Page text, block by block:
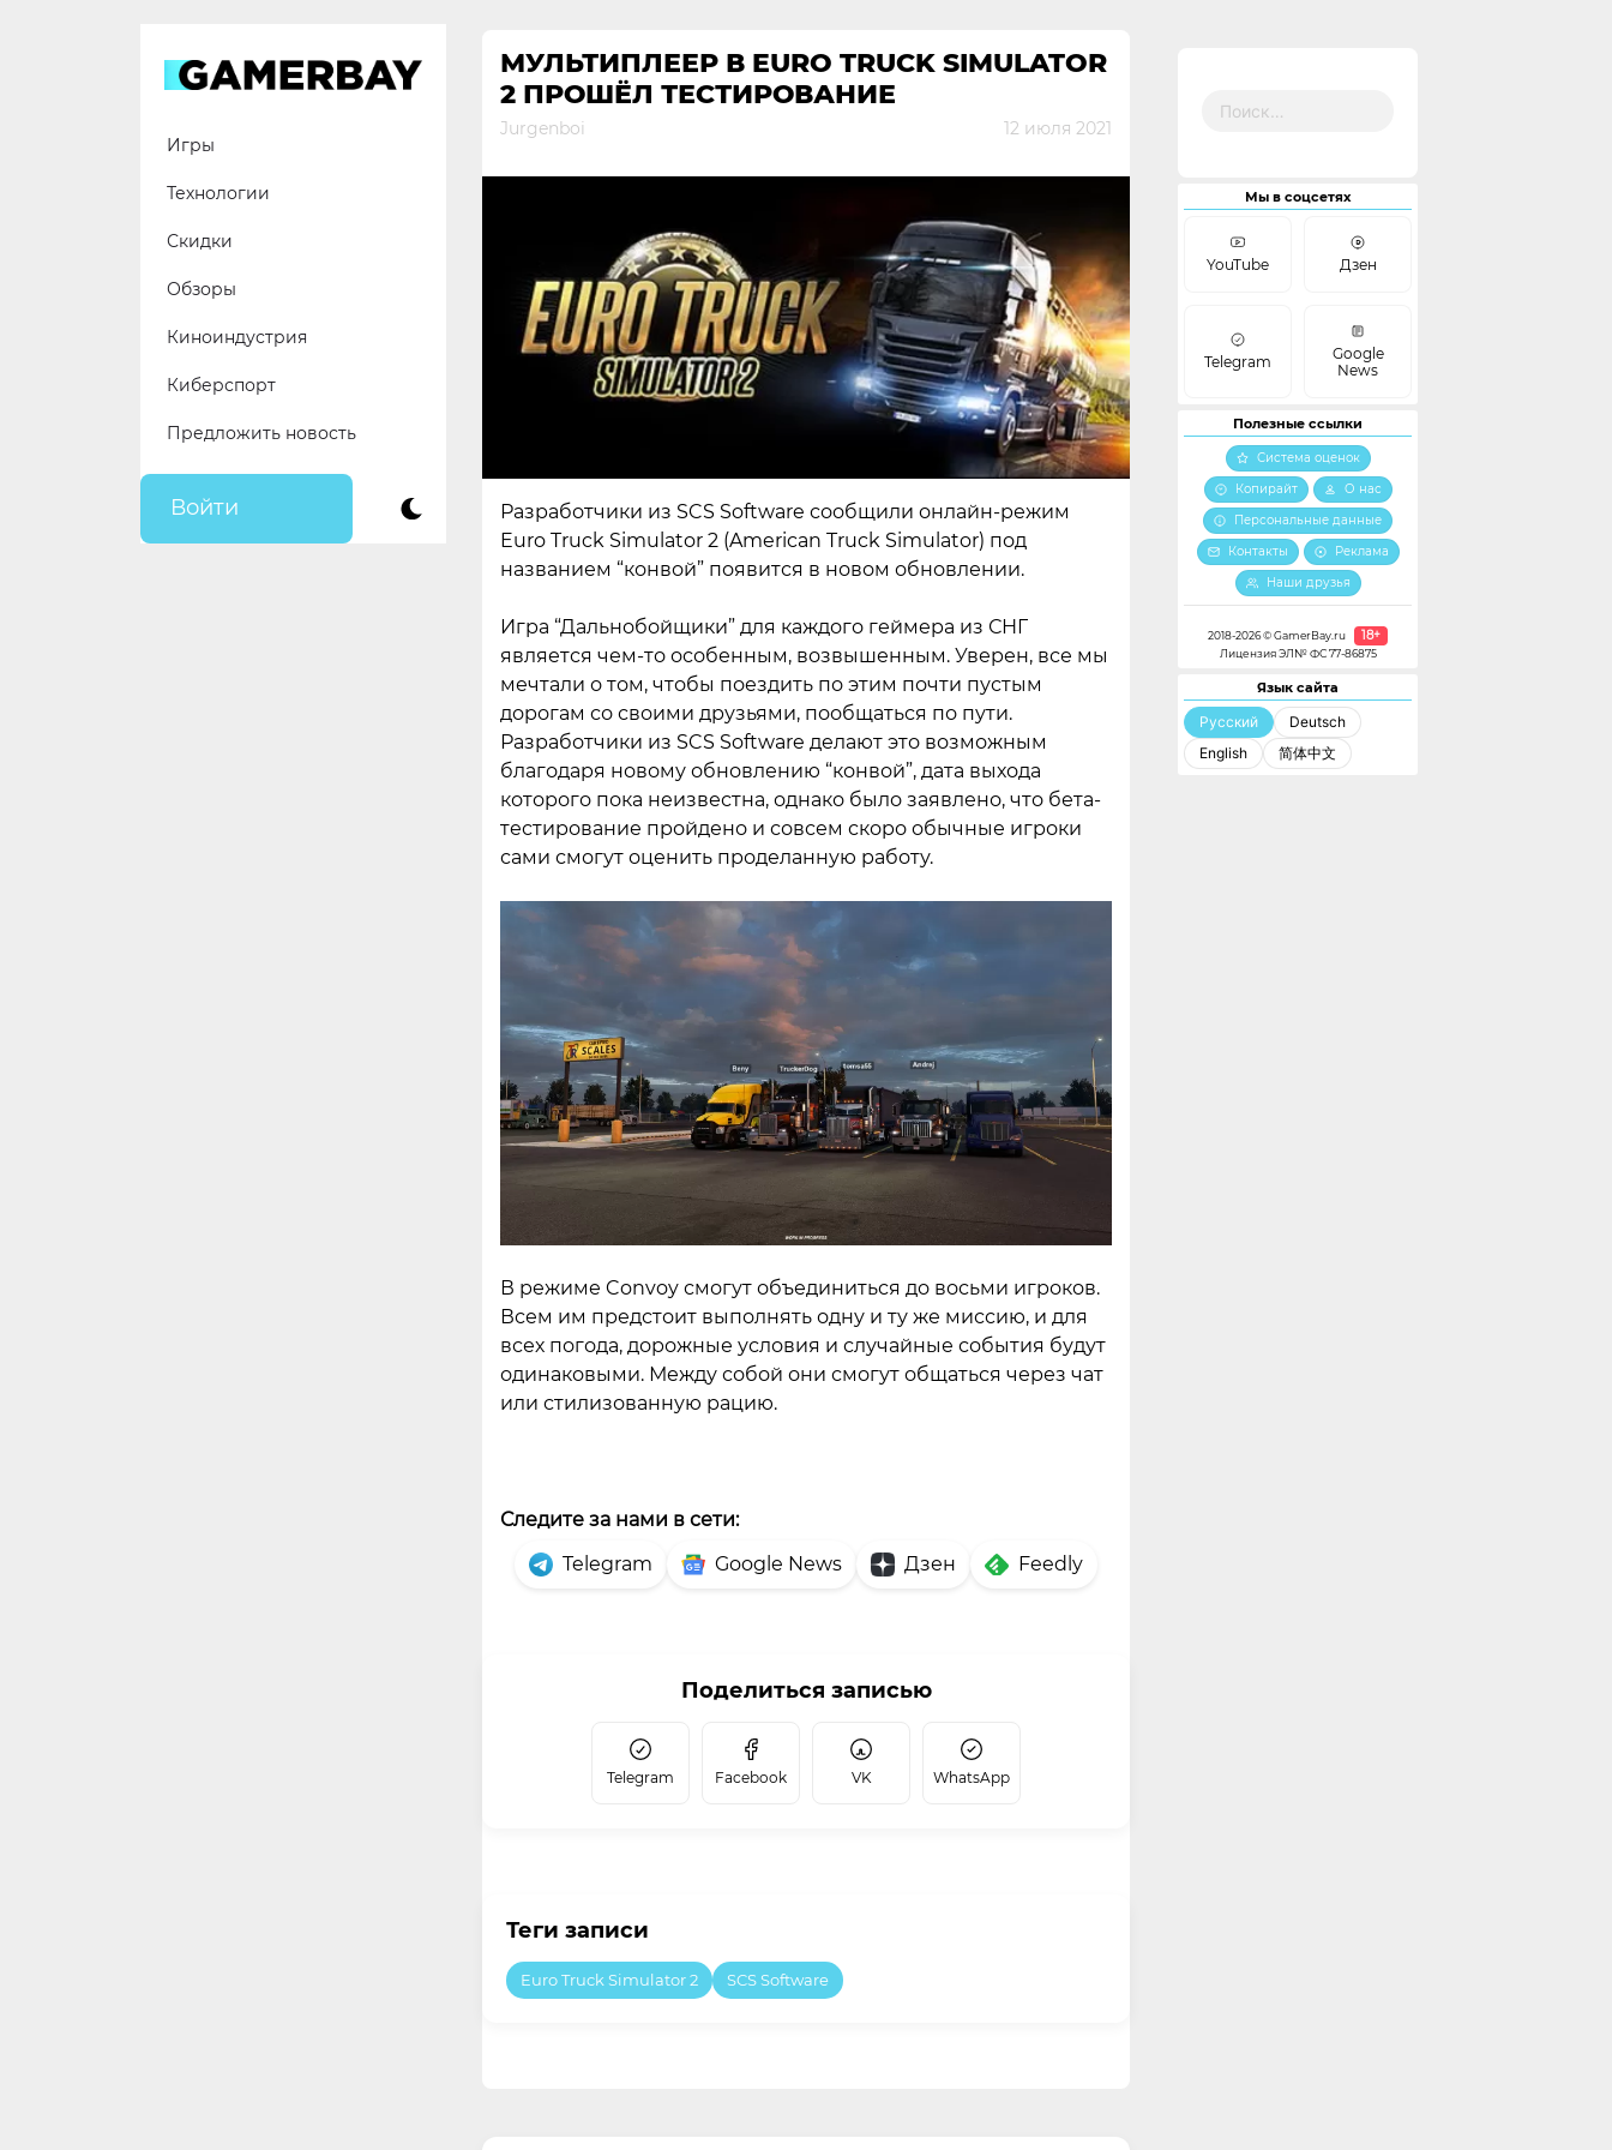
Игры
Технологии
Скидки
Обзоры
Киноиндустрия
Киберспорт
Предложить новость
Войти
МУЛЬТИПЛЕЕР В EURO TRUCK SIMULATOR
2 ПРОШЁЛ ТЕСТИРОВАНИЕ
Jurgenboi 12 июля 2021
Разработчики из SCS Software сообщили онлайн-режим
Euro Truck Simulator 2 (American Truck Simulator) под
названием “конвой” появится в новом обновлении.
Игра “Дальнобойщики” для каждого геймера из СНГ
является чем-то особенным, возвышенным. Уверен, все мы
мечтали о том, чтобы поездить по этим почти пустым
дорогам со своими друзьями, пообщаться по пути.
Разработчики из SCS Software делают это возможным
благодаря новому обновлению “конвой”, дата выхода
которого пока неизвестна, однако было заявлено, что бета-
тестирование пройдено и совсем скоро обычные игроки
сами смогут оценить проделанную работу.
В режиме Convoy смогут объединиться до восьми игроков.
Всем им предстоит выполнять одну и ту же миссию, и для
всех погода, дорожные условия и случайные события будут
одинаковыми. Между собой они смогут общаться через чат
или стилизованную рацию.
Следите за нами в сети:
Telegram
Google News Дзен Feedly
Поделиться записью
Telegram Facebook VK WhatsApp
Теги записи
Euro Truck Simulator 2 SCS Software
Мы в соцсетях
YouTube Дзен
Telegram
Google
News
Полезные ссылки
Система оценок
Копирайт
О нас
Персональные данные
Контакты
Реклама
Наши друзья
2018-2026 © GamerBay.ru 18+
Лицензия ЭЛ№ ФС 77-86875
Язык сайта
Русский
Deutsch
English
简体中文